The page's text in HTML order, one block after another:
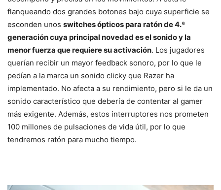
flanqueando dos grandes botones bajo cuya superficie se
esconden unos switches ópticos para ratón de 4.ª
generación cuya principal novedad es el sonido y la
menor fuerza que requiere su activación. Los jugadores
querían recibir un mayor feedback sonoro, por lo que le
pedían a la marca un sonido clicky que Razer ha
implementado. No afecta a su rendimiento, pero si le da un
sonido característico que debería de contentar al gamer
más exigente. Además, estos interruptores nos prometen
100 millones de pulsaciones de vida útil, por lo que
tendremos ratón para mucho tiempo.